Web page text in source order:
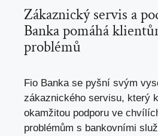
Zákaznický servis a
Banka pomáhá
⁤problémů
Fio Banka se pyšní svým
zákaznického servisu, ⁢který
okamžitou podporu ve
problémům s bankovními